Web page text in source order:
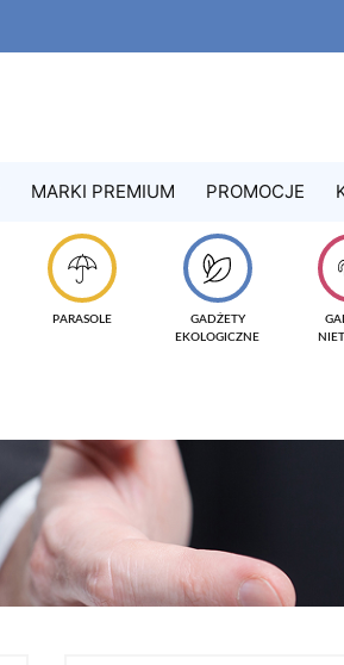
MARKI PREMIUM PROMOCJE
PARASOLE
GADŻETY
EKOLOGICZNE